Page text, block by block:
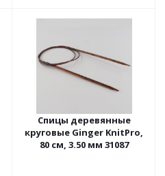
Спицы деревянные
круговые Ginger KnitPro,
80 см, 3.50 мм 31087